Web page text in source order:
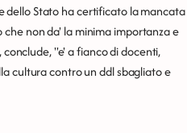
dello Stato ha certificato la mancata
non da' la minima importanza e
''e' a fianco di docenti,
cultura contro un ddl sbagliato e